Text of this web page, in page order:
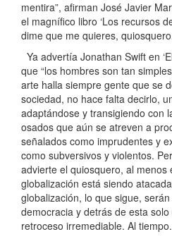
mentira”, afirman José Javier
el magnífico libro ‘Los recursos
dime que me quieres,
Ya advertía Jonathan Swift en
que “los hombres son tan
arte halla siempre gente que se
sociedad, no hace falta decirlo,
adaptándose y transigiendo con
osados que aún se atreven a
señalados como imprudentes y
como subversivos y violentos.
advierte el quiosquero, al menos
globalización está siendo
globalización, lo que sigue,
democracia y detrás de esta
retroceso irremediable. Al